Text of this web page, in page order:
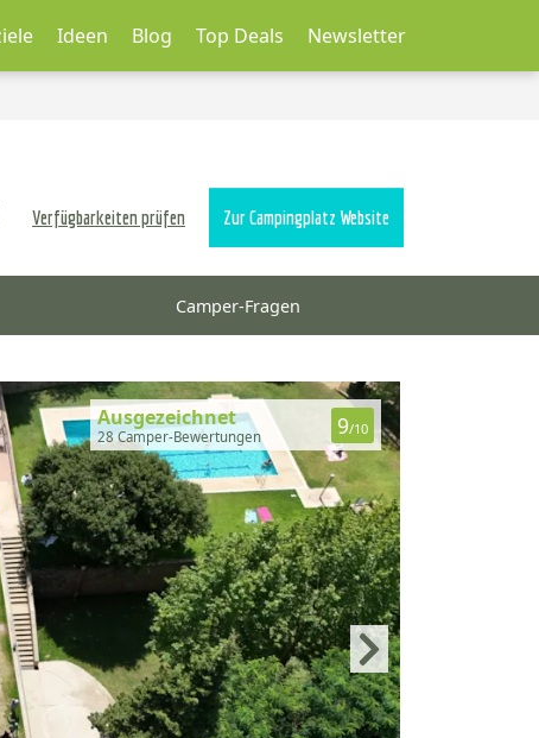
Ideen Blog Top Deals Newsletter
Verfügbarkeiten prüfen Zur Campingplatz Website
Camper-Fragen
Ausgezeichnet
28 Camper-Bewertungen 9/10